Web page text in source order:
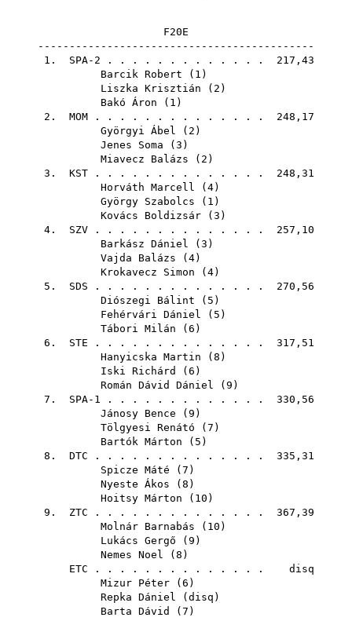
F20E
--------------------------------------------
1. SPA-2 . . . . . . . . . . . . . 217,43
Barcik Robert ( 1 )
Liszka Krisztián ( 2 )
Bakó Áron ( 1 )
2. MOM . . . . . . . . . . . . . . 248,17
Györgyi Ábel ( 2 )
Jenes Soma ( 3 )
Miavecz Balázs ( 2 )
3. KST . . . . . . . . . . . . . . 248,31
Horváth Marcell ( 4)
György Szabolcs ( 1 )
Kovács Boldizsár ( 3 )
4. SZV . . . . . . . . . . . . . . 257,10
Barkász Dániel ( 3 )
Vajda Balázs ( 4)
Krokavecz Simon ( 4)
5. SDS . . . . . . . . . . . . . . 270,56
Diószegi Bálint ( 5 )
Fehérvári Dániel ( 5 )
Tábori Milán ( 6 )
6. STE . . . . . . . . . . . . . . 317,51
Hanyicska Martin ( 8 )
Iski Richárd
( 6 )
Román Dávid Dániel ( 9 )
7. SPA-1 . . . . . . . . . . . . . 330,56
Jánosy Bence ( 9 )
Tölgyesi Renátó ( 7 )
Bartók Márton ( 5 )
8. DTC . . . . . . . . . . . . . . 335,31
Spicze Máté ( 7 )
Nyeste Ákos ( 8 )
Hoitsy Márton ( 10 )
9. ZTC . . . . . . . . . . . . . . 367,39
Molnár Barnabás ( 10 )
Lukács Gergő ( 9 )
Nemes Noel ( 8 )
ETC . . . . . . . . . . . . . . disq
Mizur Péter ( 6 )
Repka Dániel ( disq )
Barta Dávid
( 7 )